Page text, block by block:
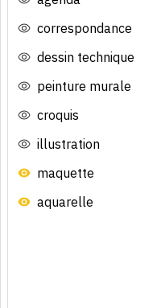
correspondance
dessin technique
peinture murale
croquis
illustration
maquette
aquarelle